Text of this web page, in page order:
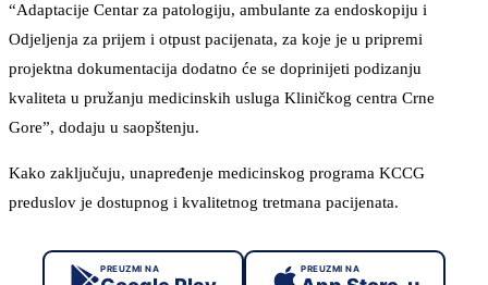
“Adaptacije Centar za patologiju, ambulante za endoskopiju i
Odjeljenja za prijem i otpust pacijenata, za koje je u pripremi
projektna dokumentacija dodatno će se doprinijeti podizanju
kvaliteta u pružanju medicinskih usluga Kliničkog centra Crne
Gore”, dodaju u saopštenju.
Kako zaključuju, unapređenje medicinskog programa KCCG
preduslov je dostupnog i kvalitetnog tretmana pacijenata.
PREUZMI NA PREUZMI NA